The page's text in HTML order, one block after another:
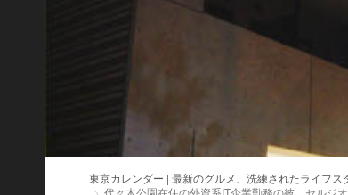
東京カレンダー | 最新のグルメ、洗練されたライフス
代々木公園在住の外資系IT企業勤務の彼。セルジ